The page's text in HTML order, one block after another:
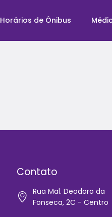
Horários de Ônibus
Contato
Rua Mal. Deodoro da
Fonseca, 2C - Centro